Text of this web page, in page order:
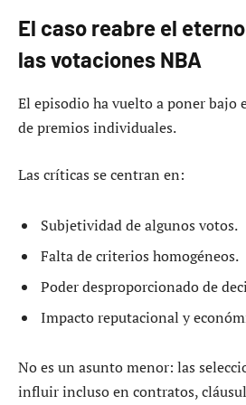
El caso reabre el
las votaciones NBA
El episodio ha vuelto a poner bajo
de premios individuales.
Las críticas se centran en:
Subjetividad de algunos votos.
Falta de criterios homogéneos.
Poder desproporcionado de
Impacto reputacional y
No es un asunto menor: las
influir incluso en contratos,